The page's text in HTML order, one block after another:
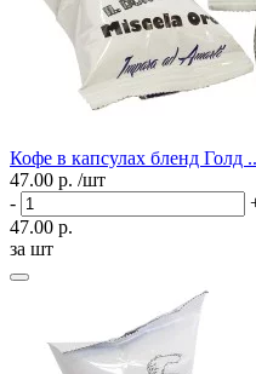
Кофе в капсулах бленд Голд
47.00 р. /шт
-
47.00 р.
за шт